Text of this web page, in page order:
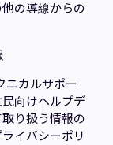
の導線からの
ニカルサポー
向けヘルプデ
り扱う情報の
イバシーポリ